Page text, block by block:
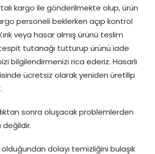
kargo ile gönderilmekte olup, ürün
personeli beklerken açıp kontrol
veya hasar almış ürünü teslim
tespit tutanağı tutturup ürünü iade
bilgilendirmenizi rica ederiz. Hasarlı
ücretsiz olarak yeniden üretilip
sonra oluşacak problemlerden
değildir.
dolayı temizliğini bulaşık